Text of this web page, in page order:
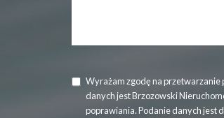
Wyrażam zgodę na
danych jest Brzozowski
poprawiania. Podanie danych jest